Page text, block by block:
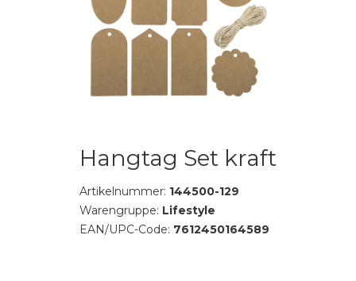
Hangtag Set kraft
Artikelnummer: 144500-129
Warengruppe: Lifestyle
EAN/UPC-Code: 7612450164589